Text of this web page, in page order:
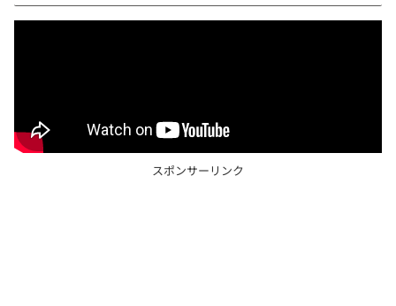
スポンサーリンク